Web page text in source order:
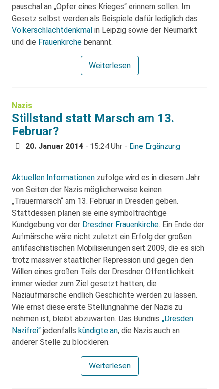
pauschal an „Opfer eines Krieges“ erinnern sollen. Im
Gesetz selbst werden als Beispiele dafür lediglich das
Völkerschlachtdenkmal in Leipzig sowie der Neumarkt
und die Frauenkirche benannt.
Weiterlesen
Nazis
Stillstand statt Marsch am 13.
Februar?
20. Januar 2014 - 15:24 Uhr - Eine Ergänzung
Aktuellen Informationen zufolge wird es in diesem Jahr
von Seiten der Nazis möglicherweise keinen
„Trauermarsch“ am 13. Februar in Dresden geben.
Stattdessen planen sie eine symbolträchtige
Kundgebung vor der Dresdner Frauenkirche. Ein Ende der
Aufmärsche wäre nicht zuletzt ein Erfolg der großen
antifaschistischen Mobilisierungen seit 2009, die es sich
trotz massiver staatlicher Repression und gegen den
Willen eines großen Teils der Dresdner Öffentlichkeit
immer wieder zum Ziel gesetzt hatten, die
Naziaufmärsche endlich Geschichte werden zu lassen.
Wie ernst diese erste Stellungnahme der Nazis zu
nehmen ist, bleibt abzuwarten. Das Bündnis „Dresden
Nazifrei“ jedenfalls kündigte an, die Nazis auch an
anderer Stelle zu blockieren.
Weiterlesen